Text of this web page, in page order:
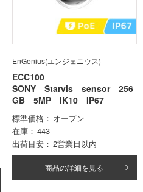
EnGenius(エンジェニウス)
ECC100
SONY Starvis sensor 256
GB 5MP IK10 IP67
標準価格
オープン
在庫
443
出荷目安
2営業日以内
商品の詳細を見る